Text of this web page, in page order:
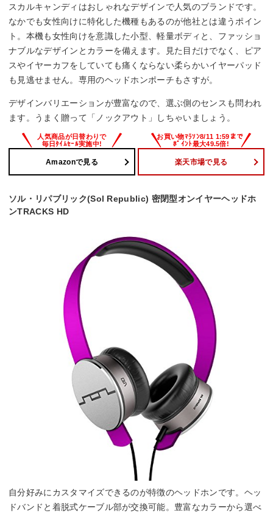
スカルキャンディはおしゃれなデザインで人気のブランドです。
なかでも女性向けに特化した機種もあるのが他社とは違うポイン
ト。本機も女性向けを意識した小型、軽量ボディと、ファッショ
ナブルなデザインとカラーを備えます。見た目だけでなく、ピア
スやイヤーカフをしていても痛くならない柔らかいイヤーパッド
も見逃せません。専用のヘッドホンポーチもさすが。
デザインバリエーションが豊富なので、選ぶ側のセンスも問われ
ます。うまく贈って「ノックアウト」しちゃいましょう。
Amazonで見る 楽天市場で見る
ソル・リパブリック(Sol Republic) 密閉型オンイヤーヘッドホ
ンTRACKS HD
自分好みにカスタマイズできるのが特徴のヘッドホンです。ヘッ
ドバンドと着脱式ケーブル部が交換可能。豊富なカラーから選べ